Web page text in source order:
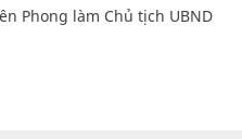
Phong làm Chủ tịch UBND